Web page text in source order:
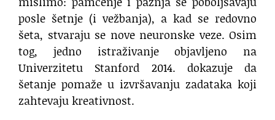
posle šetnje (i vežbanja), a kad se redovno
šeta, stvaraju se nove neuronske veze. Osim
tog, jedno istraživanje objavljeno na
Univerzitetu Stanford 2014. dokazuje da
šetanje pomaže u izvršavanju zadataka koji
zahtevaju kreativnost.